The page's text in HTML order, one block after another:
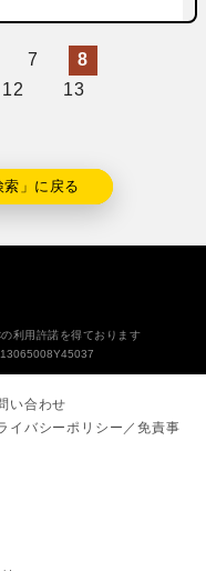
7
8
12 13
」に戻る
利用許諾を得ております
い合わせ
イバシーポリシー／免責事